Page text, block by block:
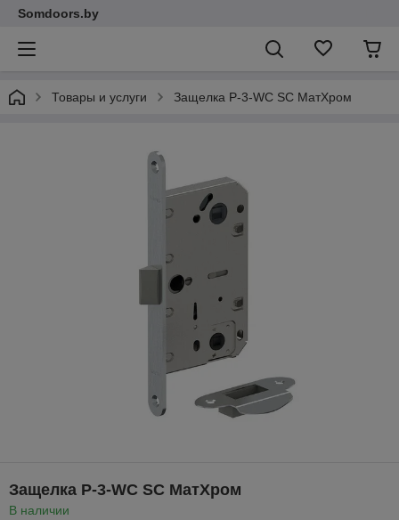
Somdoors.by
Товары и услуги Защелка P-3-WC SC МатХром
Защелка P-3-WC SC МатХром
В наличии